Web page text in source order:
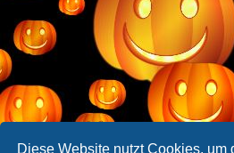
Diese Website nutzt Cookies, um